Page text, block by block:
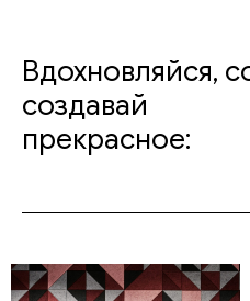
Вдохновляйся,
создавай
прекрасное: